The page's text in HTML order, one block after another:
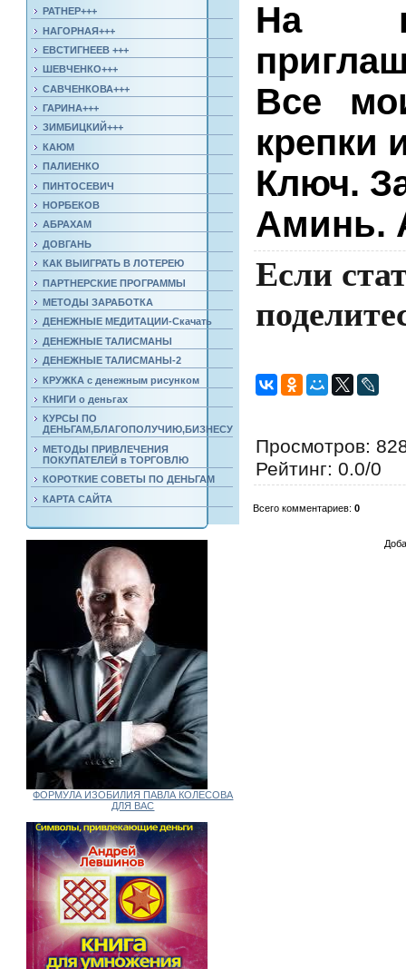
РАТНЕР+++
НАГОРНАЯ+++
ЕВСТИГНЕЕВ +++
ШЕВЧЕНКО+++
САВЧЕНКОВА+++
ГАРИНА+++
ЗИМБИЦКИЙ+++
КАЮМ
ПАЛИЕНКО
ПИНТОСЕВИЧ
НОРБЕКОВ
АБРАХАМ
ДОВГАНЬ
КАК ВЫИГРАТЬ В ЛОТЕРЕЮ
ПАРТНЕРСКИЕ ПРОГРАММЫ
МЕТОДЫ ЗАРАБОТКА
ДЕНЕЖНЫЕ МЕДИТАЦИИ-Скачать
ДЕНЕЖНЫЕ ТАЛИСМАНЫ
ДЕНЕЖНЫЕ ТАЛИСМАНЫ-2
КРУЖКА с денежным рисунком
КНИГИ о деньгах
КУРСЫ ПО
ДЕНЬГАМ,БЛАГОПОЛУЧИЮ,БИЗНЕСУ
МЕТОДЫ ПРИВЛЕЧЕНИЯ
ПОКУПАТЕЛЕЙ в ТОРГОВЛЮ
КОРОТКИЕ СОВЕТЫ ПО ДЕНЬГАМ
КАРТА САЙТА
ФОРМУЛА ИЗОБИЛИЯ ПАВЛА КОЛЕСОВА
ДЛЯ ВАС
На
Все
крепки
Ключ.
Аминь.
Если
Просмотров:
Рейтинг:0.0/0
Всего комментариев:0